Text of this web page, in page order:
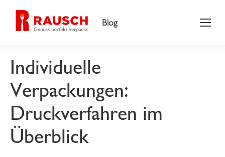
Blog
Individuelle
Verpackungen:
Druckverfahren im
Überblick